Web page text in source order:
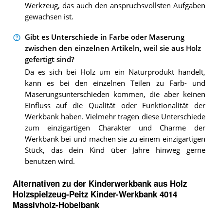
Werkzeug, das auch den anspruchsvollsten Aufgaben
gewachsen ist.
Gibt es Unterschiede in Farbe oder Maserung
zwischen den einzelnen Artikeln, weil sie aus Holz
gefertigt sind?
Da es sich bei Holz um ein Naturprodukt handelt,
kann es bei den einzelnen Teilen zu Farb- und
Maserungsunterschieden kommen, die aber keinen
Einfluss auf die Qualität oder Funktionalität der
Werkbank haben. Vielmehr tragen diese Unterschiede
zum einzigartigen Charakter und Charme der
Werkbank bei und machen sie zu einem einzigartigen
Stück, das dein Kind über Jahre hinweg gerne
benutzen wird.
Alternativen zu der Kinderwerkbank aus Holz
Holzspielzeug-Peitz Kinder-Werkbank 4014
Massivholz-Hobelbank